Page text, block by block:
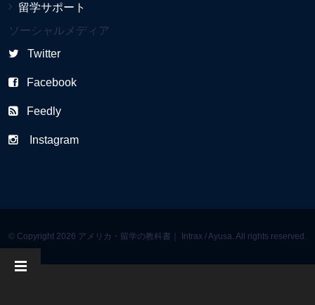
留学サポート
ソーシャルメディア
Twitter
Facebook
Feedly
Instagram
© Copyright 2026 アメリカ・留学の教科書｜ Intrax / Ayusa. All rights reserved.